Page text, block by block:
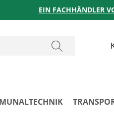
EIN FACHHÄNDLER